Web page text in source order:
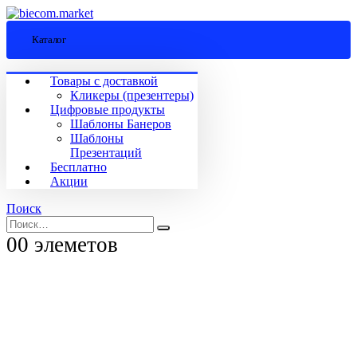
Каталог
Товары с доставкой
Кликеры (презентеры)
Цифровые продукты
Шаблоны Банеров
Шаблоны
Презентаций
Бесплатно
Акции
Поиск
00 элеметов